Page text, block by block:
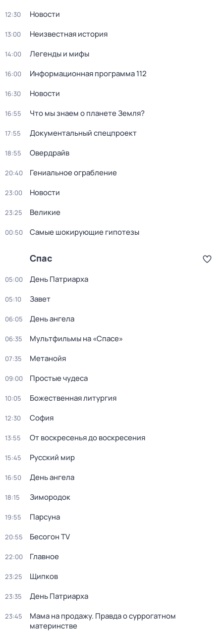
12:30 Новости
13:00 Неизвестная история
14:00 Легенды и мифы
16:00 Информационная программа 112
16:30 Новости
16:55 Что мы знаем о планете Земля?
17:55 Документальный спецпроект
18:55 Овердрайв
20:40 Гениальное ограбление
23:00 Новости
23:25 Великие
00:50 Самые шoкиpующие гипотезы
Спас
05:00 Дeнь Патриаpха
05:10 Завет
06:05 День ангела
06:35 Мультфильмы на «Спасе»
07:35 Метанойя
09:00 Простые чудеса
10:05 Божественная литургия
12:30 София
13:55 От воскресенья до воскресения
15:45 Русский мир
16:50 День ангела
18:15 Зиморoдoк
19:55 Парсуна
20:55 Бесогон TV
22:00 Главное
23:25 Щипков
23:35 Дeнь Патриаpха
23:45
Мама на продажу. Правда о сyрpогатном
материнстве